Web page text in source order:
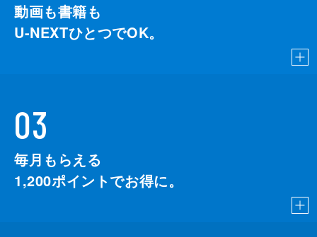
動画も書籍も
U-NEXTひとつでOK。
03
毎月もらえる
1,200ポイントでお得に。